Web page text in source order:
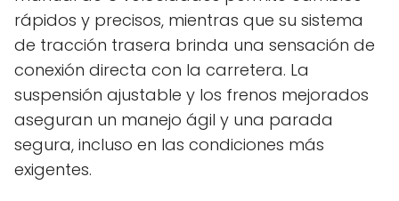
rápidos y precisos, mientras que su sistema
de tracción trasera brinda una sensación de
conexión directa con la carretera. La
suspensión ajustable y los frenos mejorados
aseguran un manejo ágil y una parada
segura, incluso en las condiciones más
exigentes.